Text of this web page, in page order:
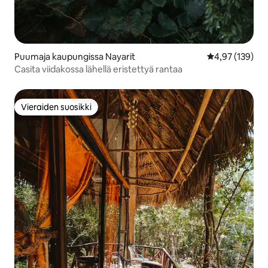
Puumaja kaupungissa Nayarit
4,97 (139)
Casita viidakossa lähellä eristettyä rantaa
Vieraiden suosikki
Vieraiden suosikki